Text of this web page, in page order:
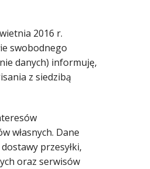
2016 r.
swobodnego
danych) informuję,
z siedzibą
własnych. Dane
przesyłki,
oraz serwisów